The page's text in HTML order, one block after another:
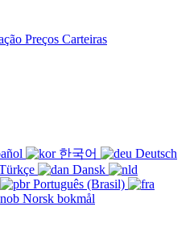
Preços Carteiras
한국어
Deutsch
Dansk
Português (Brasil)
Norsk bokmål